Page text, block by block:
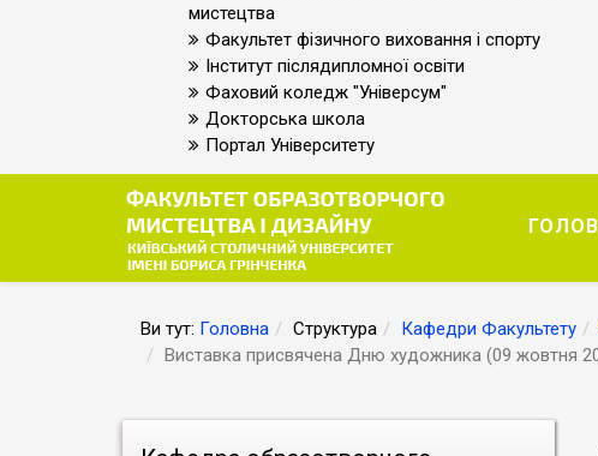
мистецтва
Факультет фізичного виховання і спорту
Інститут післядипломної освіти
Фаховий коледж "Універсум"
Докторська школа
Портал Університету
Ви тут: Головна Структура Кафедри Факультету
Виставка присвячена Дню художника (09 жовтня